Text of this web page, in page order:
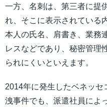
一方、名刺は、第三者に提
れ、そこに表示されている
本人の氏名、肩書き、業務
レスなどであり、秘密管理
られにくいといえます。
2014年に発生したベネッ
洩事件でも、派遣社員によ